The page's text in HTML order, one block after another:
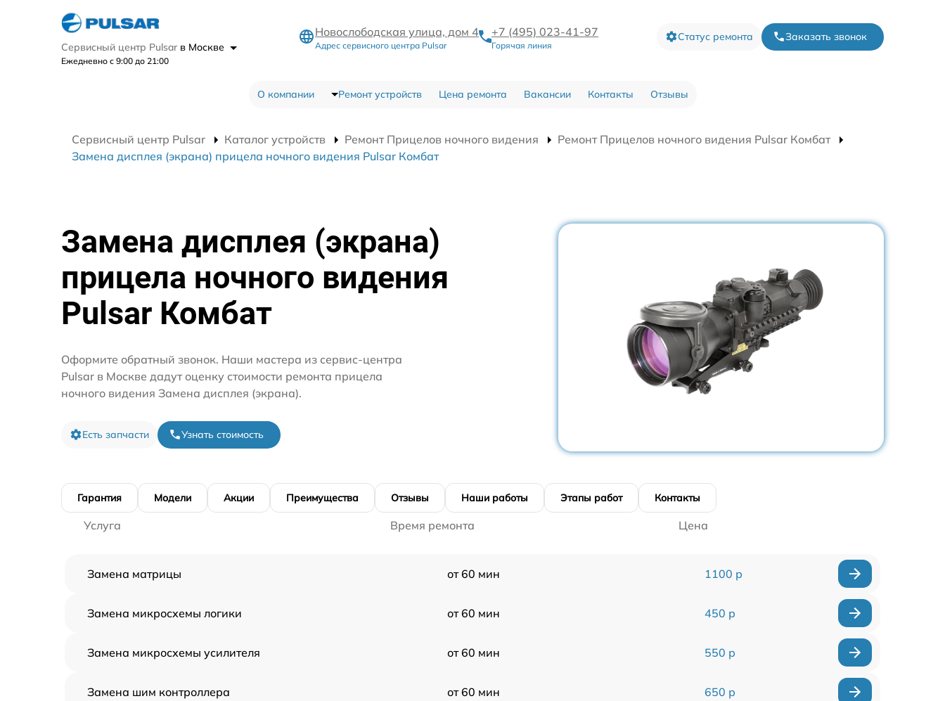
Сервисный центр Pulsar в Москве
Ежедневно с 9:00 до 21:00
Новослободская улица, дом 4
Адрес сервисного центра Pulsar
+7 (495) 023-41-97
Горячая линия
Статус ремонта Заказать звонок
О компании Ремонт устройств Цена ремонта Вакансии Контакты Отзывы
Сервисный центр Pulsar Каталог устройств Ремонт Прицелов ночного видения
Ремонт Прицелов ночного видения Pulsar Комбат
Замена дисплея (экрана) прицела ночного видения Pulsar Комбат
Замена дисплея (экрана)
прицела ночного видения
Pulsar Комбат
Оформите обратный звонок. Наши мастера из сервис-центра
Pulsar в Москве дадут оценку стоимости ремонта прицела
ночного видения Замена дисплея (экрана).
Есть запчасти Узнать стоимость
Гарантия Модели Акции Преимущества Отзывы Наши работы Этапы работ Контакты
Услуга Время ремонта Цена
Замена матрицы от 60 мин 1100 р
Замена микросхемы логики от 60 мин 450 р
Замена микросхемы усилителя от 60 мин 550 р
Замена шим контроллера от 60 мин 650 р